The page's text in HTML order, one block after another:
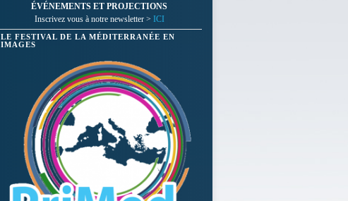
ÉVÉNEMENTS ET PROJECTIONS
Inscrivez vous à notre newsletter > ICI
LE FESTIVAL DE LA MÉDITERRANÉE EN
IMAGES